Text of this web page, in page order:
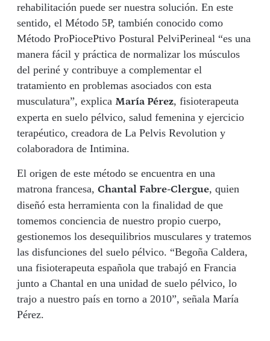
rehabilitación puede ser nuestra solución. En este
sentido, el Método 5P, también conocido como
Método ProPiocePtivo Postural PelviPerineal “es una
manera fácil y práctica de normalizar los músculos
del periné y contribuye a complementar el
tratamiento en problemas asociados con esta
musculatura”, explica María Pérez, fisioterapeuta
experta en suelo pélvico, salud femenina y ejercicio
terapéutico, creadora de La Pelvis Revolution y
colaboradora de Intimina.
El origen de este método se encuentra en una
matrona francesa, Chantal Fabre-Clergue, quien
diseñó esta herramienta con la finalidad de que
tomemos conciencia de nuestro propio cuerpo,
gestionemos los desequilibrios musculares y tratemos
las disfunciones del suelo pélvico. “Begoña Caldera,
una fisioterapeuta española que trabajó en Francia
junto a Chantal en una unidad de suelo pélvico, lo
trajo a nuestro país en torno a 2010”, señala María
Pérez.